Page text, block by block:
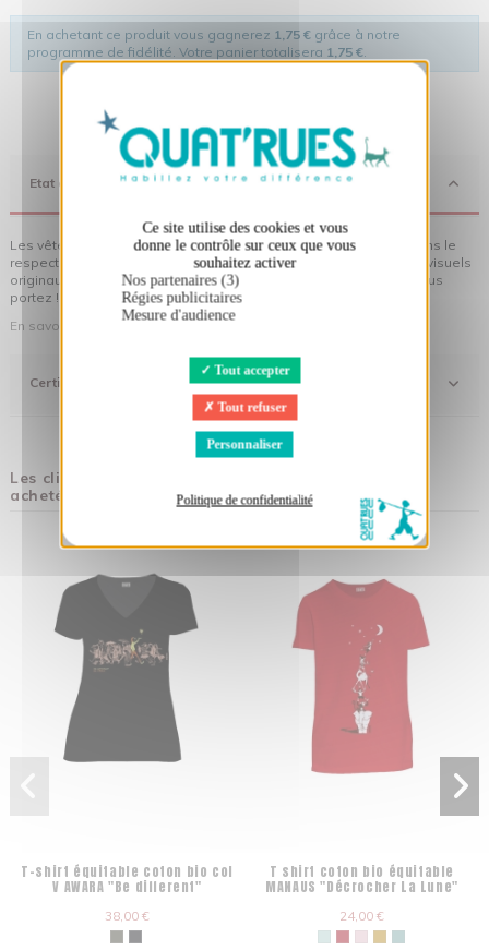
Ce site utilise des cookies et vous
donne le contrôle sur ceux que vous
souhaitez activer
Nos partenaires (3)
Régies publicitaires
Mesure d'audience
Tout accepter
Tout refuser
Personnaliser
Politique de confidentialité
En achetant ce produit vous gagnerez 1,75 € grâce à notre
programme de fidélité. Votre panier totalisera 1,75 €
Etat d'Esprit
Les vêtements Quat'rues sont en coton biologique, fabriqués dans le
respect de l'homme et de son environnement... sans oublier des visuels
originaux qui donnent encore plus de sens aux vêtements que vous
portez !
En savoir plus sur notre démarche
Certifications
Les clients qui ont acheté ce produit ont également
acheté :
T-shirt équitable coton bio col
V AWARA "Be different"
38,00 €
T shirt coton bio équitable
MANAUS "Décrocher La Lune"
24,00 €